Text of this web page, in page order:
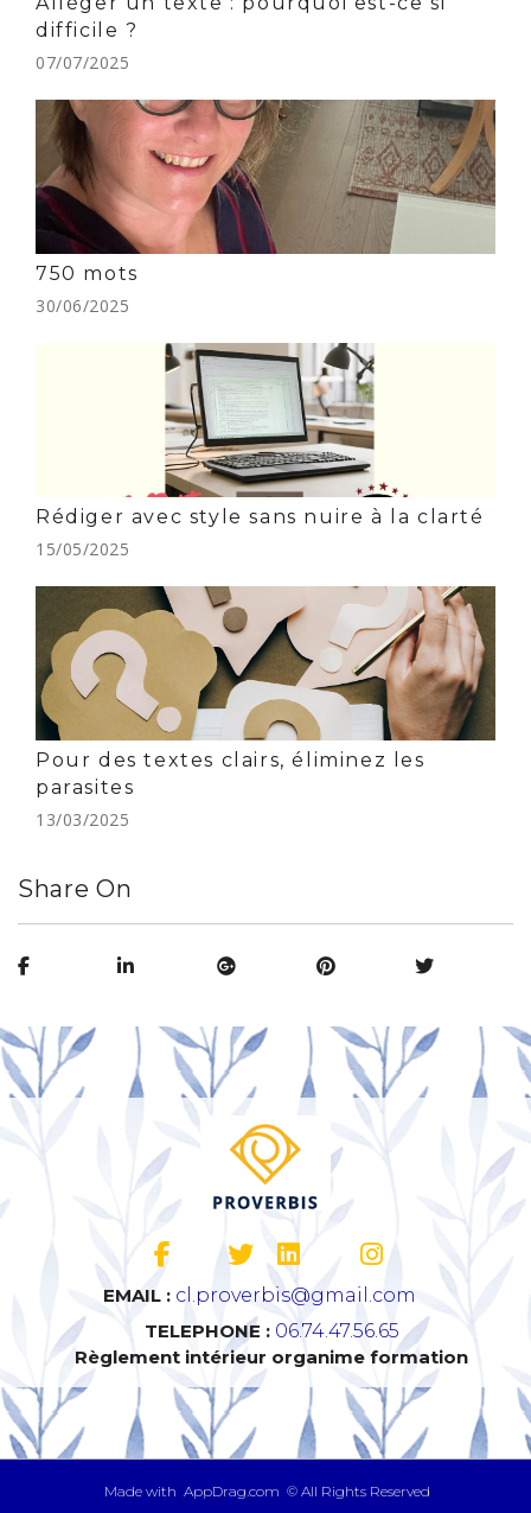
difficile ?
07/07/2025
750 mots
30/06/2025
Rédiger avec style sans nuire à la clarté
15/05/2025
Pour des textes clairs, éliminez les
parasites
13/03/2025
Share On
EMAIL : cl.proverbis@gmail.com
TELEPHONE : 06.74.47.56.65
Règlement intérieur organime formation
​ Made with AppDrag.com © All Rights Reserved